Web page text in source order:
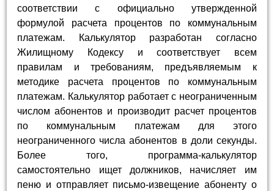
соответствии с официально утвержденной
формулой расчета процентов по коммунальным
платежам. Калькулятор разработан согласно
Жилищному Кодексу и соответствует всем
правилам и требованиям, предъявляемым к
методике расчета процентов по коммунальным
платежам. Калькулятор работает с неограниченным
числом абонентов и производит расчет процентов
по коммунальным платежам для этого
неограниченного числа абонентов в доли секунды.
Более того, программа-калькулятор
самостоятельно ищет должников, начисляет им
пеню и отправляет письмо-извещение абоненту о